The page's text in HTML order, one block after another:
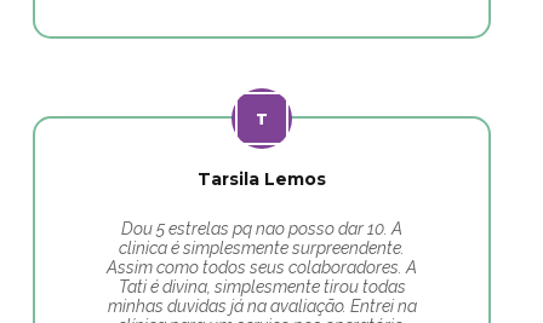
Tarsila Lemos
Dou 5 estrelas pq nao posso dar 10. A
clinica é simplesmente surpreendente.
Assim como todos seus colaboradores. A
Tati é divina, simplesmente tirou todas
minhas duvidas já na avaliação. Entrei na